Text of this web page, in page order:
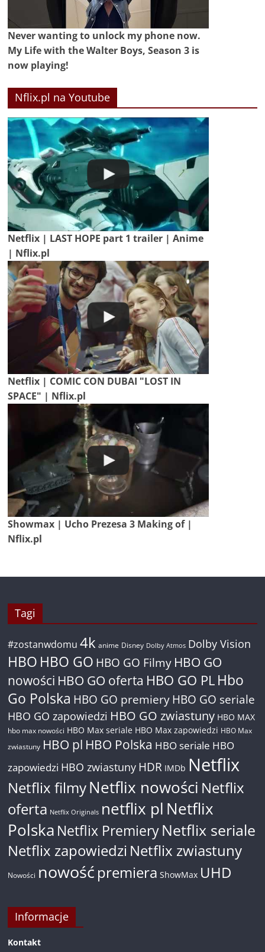
Never wanting to unlock my phone now.
My Life with the Walter Boys, Season 3 is
now playing!
Nflix.pl na Youtube
Netflix | LAST HOPE part 1 trailer | Anime
| Nflix.pl
Netflix | COMIC CON DUBAI "LOST IN
SPACE" | Nflix.pl
Showmax | Ucho Prezesa 3 Making of |
Nflix.pl
Tagi
#zostanwdomu 4k anime Disney Dolby Atmos Dolby Vision
HBO HBO GO HBO GO Filmy HBO GO
nowości HBO GO oferta HBO GO PL Hbo
Go Polska HBO GO premiery HBO GO seriale
HBO GO zapowiedzi HBO GO zwiastuny HBO MAX
hbo max nowości HBO Max seriale HBO Max zapowiedzi HBO Max
zwiastuny HBO pl HBO Polska HBO seriale HBO
zapowiedzi HBO zwiastuny HDR IMDb Netflix
Netflix filmyNetflix nowości Netflix
oferta Netflix Originals netflix pl Netflix
Polska Netflix PremieryNetflix seriale
Netflix zapowiedzi Netflix zwiastuny
Nowości nowość premiera ShowMax UHD
Informacje
Kontakt